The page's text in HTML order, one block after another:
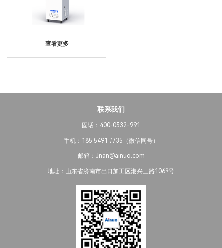
查看更多
联系我们
固话：400-0532-991
手机：185 5491 7735（微信同号）
邮箱：Jnan@ainuo.com
地址：山东省济南市出口加工区港兴三路1069号